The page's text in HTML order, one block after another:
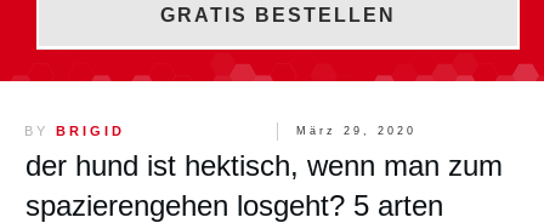
GRATIS BESTELLEN
BY BRIGID März 29, 2020
der hund ist hektisch, wenn man zum
spazierengehen losgeht? 5 arten